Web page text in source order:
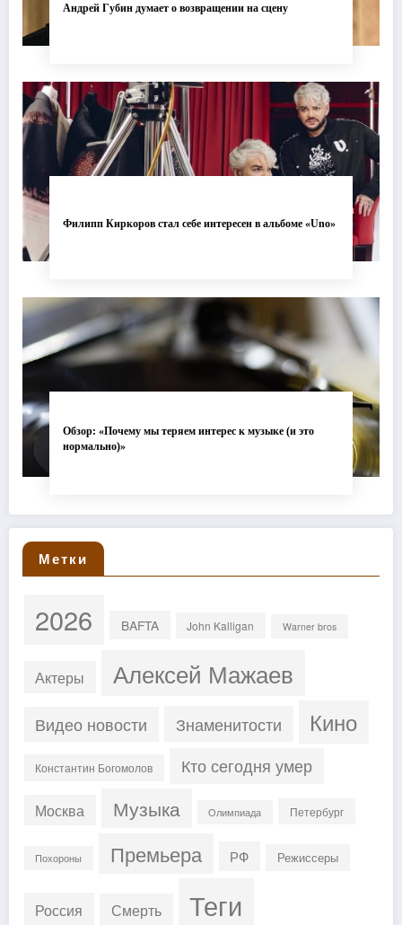
Андрей Губин думает о возвращении на сцену
Филипп Киркоров стал себе интересен в альбоме «Uno»
Обзор: «Почему мы теряем интерес к музыке (и это
нормально)»
Метки
2026 BAFTA John Kalligan Warner bros
Актеры Алексей Мажаев
Видео новости Знаменитости Кино
Константин Богомолов Кто сегодня умер
Москва Музыка Олимпиада Петербург
Похороны Премьера РФ Режиссеры
Россия Смерть Теги